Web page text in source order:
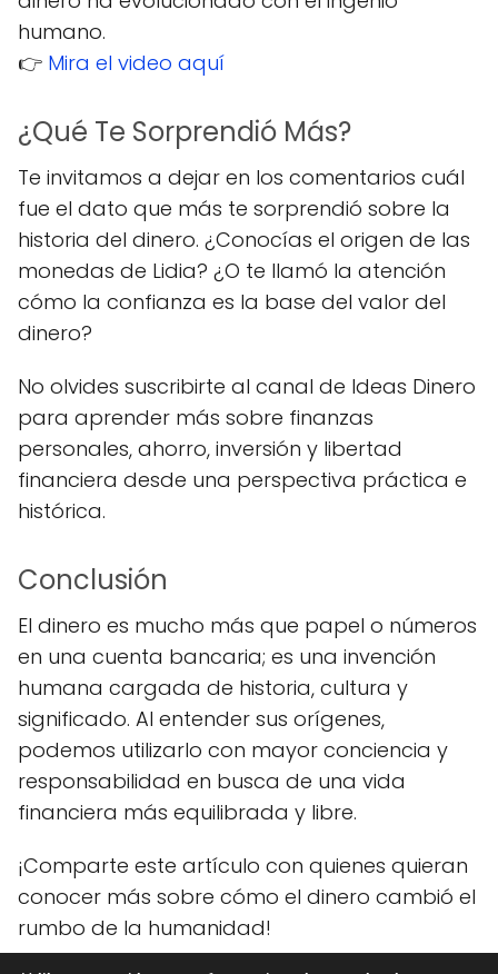
humano.
👉 Mira el video aquí
¿Qué Te Sorprendió Más?
Te invitamos a dejar en los comentarios cuál
fue el dato que más te sorprendió sobre la
historia del dinero. ¿Conocías el origen de las
monedas de Lidia? ¿O te llamó la atención
cómo la confianza es la base del valor del
dinero?
No olvides suscribirte al canal de Ideas Dinero
para aprender más sobre finanzas
personales, ahorro, inversión y libertad
financiera desde una perspectiva práctica e
histórica.
Conclusión
El dinero es mucho más que papel o números
en una cuenta bancaria; es una invención
humana cargada de historia, cultura y
significado. Al entender sus orígenes,
podemos utilizarlo con mayor conciencia y
responsabilidad en busca de una vida
financiera más equilibrada y libre.
¡Comparte este artículo con quienes quieran
conocer más sobre cómo el dinero cambió el
rumbo de la humanidad!